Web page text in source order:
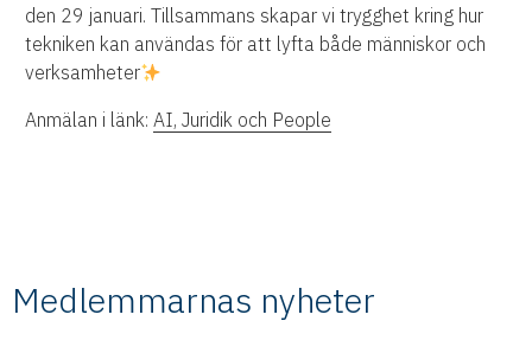
den 29 januari. Tillsammans skapar vi trygghet kring hur
tekniken kan användas för att lyfta både människor och
verksamheter
Anmälan i länk:AI, Juridik och People
Medlemmarnas nyheter